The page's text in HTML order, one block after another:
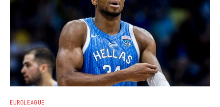
EUROLEAGUE